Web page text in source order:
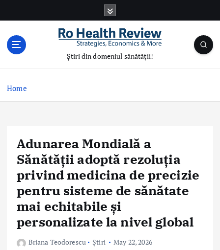
Știri din domeniul sănătății!
Home
Adunarea Mondială a
Sănătății adoptă rezoluția
privind medicina de precizie
pentru sisteme de sănătate
mai echitabile și
personalizate la nivel global
Briana Teodorescu Știri May 22, 2026